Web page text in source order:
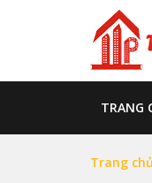
TRANG
Trang chủ